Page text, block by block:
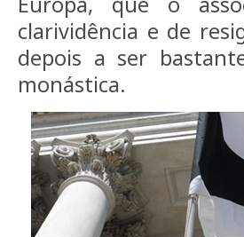
clarividência e de
depois a ser
monástica.